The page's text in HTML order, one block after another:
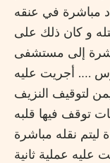
مباشرة في عنقه
و كان ذلك على
مباشرة إلى مستشفى
…. أجريت عليه
لتوقيف النزيف
عملية دامت 4 ساعات توقف فيها قلبه
ليتم نقله مباشرة
عملية ثانية